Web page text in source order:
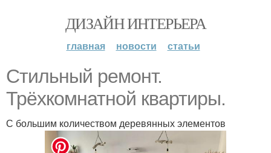
ДИЗАЙН ИНТЕРЬЕРА
главная новости статьи
Стильный ремонт.
Трёхкомнатной квартиры.
С большим количеством деревянных элементов